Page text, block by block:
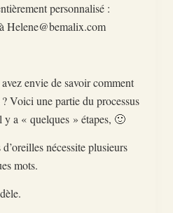
personnalisé :
Helene@bemalix.com
envie de savoir comment
Voici une partie du processus
a « quelques » étapes, 🙂
nécessite plusieurs
mots.